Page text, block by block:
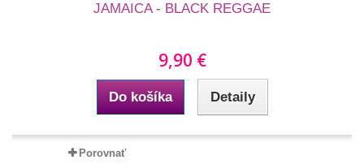
JAMAICA - BLACK REGGAE
9,90 €
Do košíka Detaily
Porovnať